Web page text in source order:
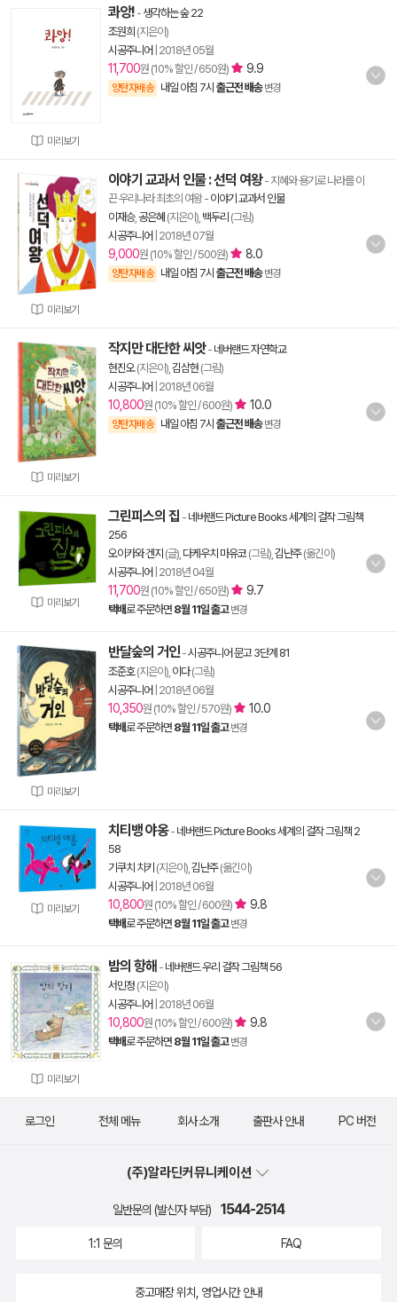
미리보기
콰앙! - 생각하는 숲 22
조원희 (지은이)
시공주니어 2018년 05월
11,700원 (10% 할인 / 650원) 9.9
양탄자배송 내일 아침 7시 출근전 배송 변경
미리보기
이야기 교과서 인물 : 선덕 여왕- 지혜와 용기로 나라를 이
끈 우리나라 최초의 여왕- 이야기 교과서 인물
이재승, 공은혜 (지은이), 백두리 (그림)
시공주니어 2018년 07월
9,000원 (10% 할인 / 500원) 8.0
양탄자배송 내일 아침 7시 출근전 배송 변경
미리보기
작지만 대단한 씨앗- 네버랜드 자연학교
현진오(지은이), 김삼현 (그림)
시공주니어 2018년 06월
10,800원 (10% 할인 / 600원) 10.0
양탄자배송 내일 아침 7시 출근전 배송 변경
미리보기
그린피스의 집 - 네버랜드 Picture Books 세계의 걸작 그림책
256
오이카와 겐지 (글), 다케우치 마유코(그림), 김난주(옮긴이)
시공주니어 2018년 04월
11,700원 (10% 할인 / 650원) 9.7
택배로 주문하면 8월 11일 출고 변경
미리보기
반달숲의 거인-시공주니어 문고 3단계 81
조준호(지은이), 이다(그림)
시공주니어 2018년 06월
10,350원 (10% 할인 / 570원) 10.0
택배로 주문하면 8월 11일 출고 변경
미리보기
치티뱅 야옹- 네버랜드 Picture Books 세계의 걸작 그림책 2
58
기쿠치 치키 (지은이), 김난주(옮긴이)
시공주니어 2018년 06월
10,800원 (10% 할인 / 600원) 9.8
택배로 주문하면 8월 11일 출고 변경
미리보기
밤의 항해 - 네버랜드 우리 걸작 그림책 56
서민정 (지은이)
시공주니어 2018년 06월
10,800원 (10% 할인 / 600원) 9.8
택배로 주문하면 8월 11일 출고 변경
로그인 전체 메뉴 회사 소개 출판사 안내 PC 버전
(주)알라딘커뮤니케이션
일반문의 (발신자 부담) 1544-2514
1:1 문의 FAQ
중고매장 위치, 영업시간 안내